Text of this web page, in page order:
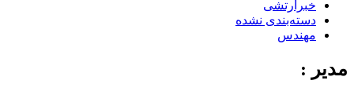
خبرارتشی
دسته‌بندی نشده
مهندس
مدیر :